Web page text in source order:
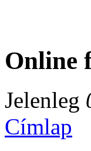
Online
Jelenleg
Címlap